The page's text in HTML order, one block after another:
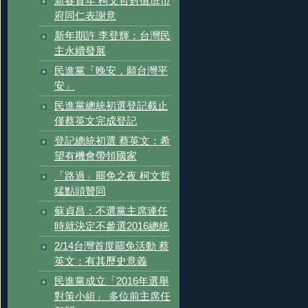
府同仁表謝意
新年期許 李登輝：台灣民
主永續發展
民進黨「晚安，願台灣平
安」
民進黨總統初選登記截止
僅蔡英文完成登記
登記總統初選 蔡英文：希
望有機會帶領國家
「路過」罷免之夜 柯文哲
猛點頭贊同
蘇貞昌：不選黨主席連任
時就決定不參選2016總統
2/14台灣首度罷免活動 蔡
英文：有其歷史意義
民進黨成立「2016年選舉
對策小組」 多位前主席任